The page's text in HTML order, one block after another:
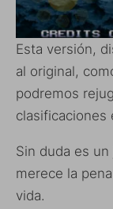
Esta versión,
al original,
podremos
clasificaciones
Sin duda es
merece la
vida.